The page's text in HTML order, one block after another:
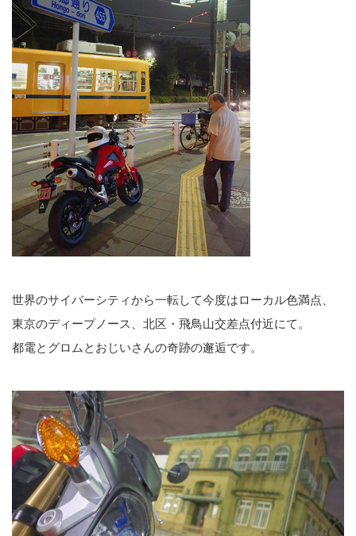
世界のサイバーシティから一転して今度はローカル色満点、
東京のディープノース、北区・飛鳥山交差点付近にて。
都電とグロムとおじいさんの奇跡の邂逅です。